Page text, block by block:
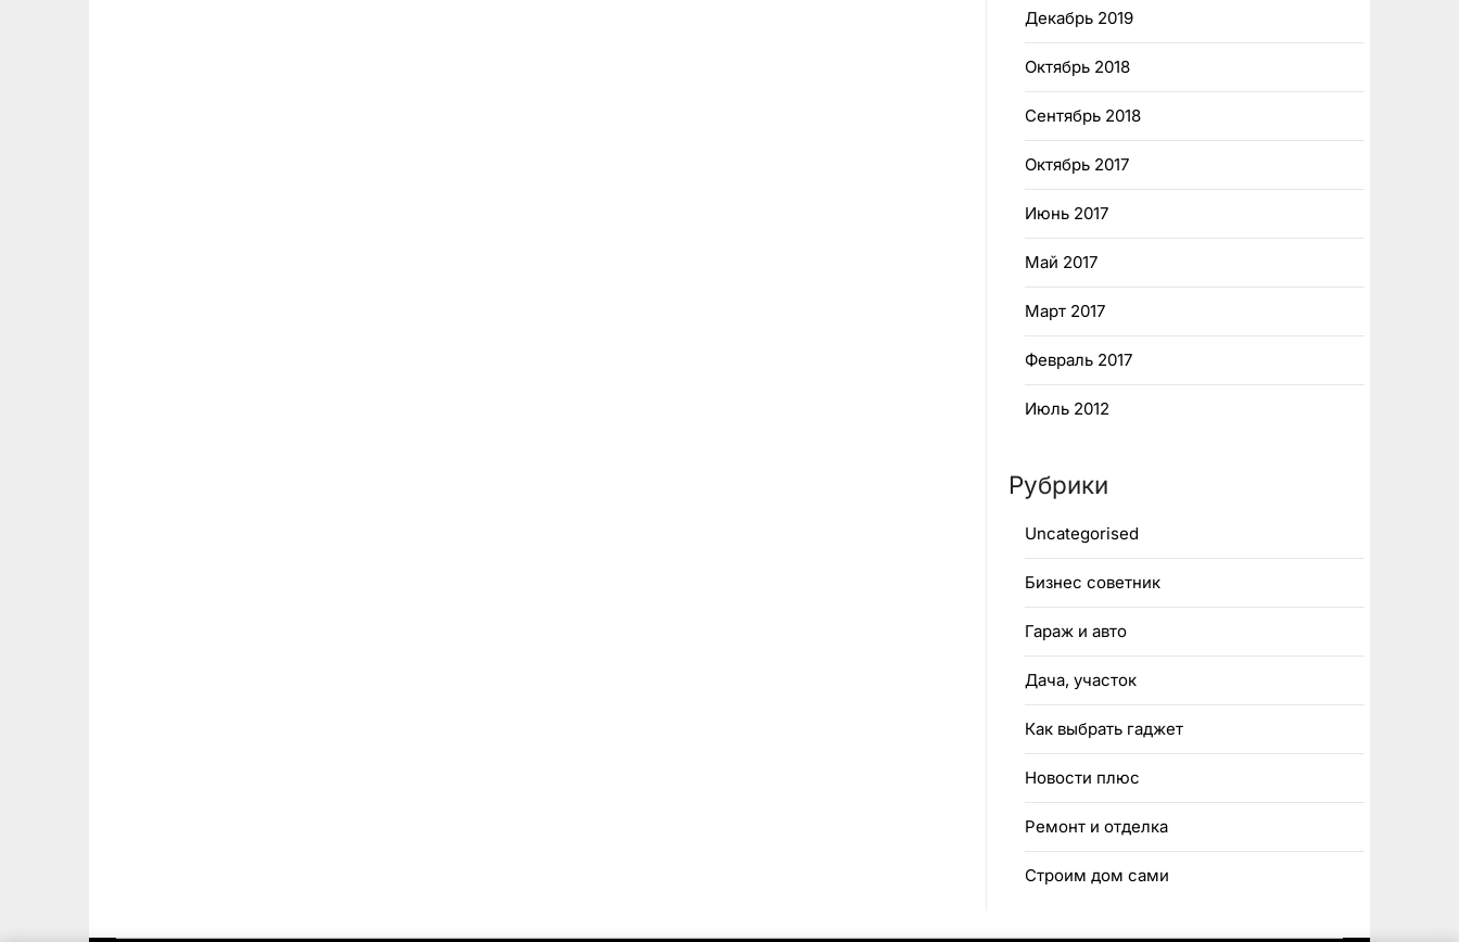
Декабрь 2019
Октябрь 2018
Сентябрь 2018
Октябрь 2017
Июнь 2017
Май 2017
Март 2017
Февраль 2017
Июль 2012
Рубрики
Uncategorised
Бизнес советник
Гараж и авто
Дача, участок
Как выбрать гаджет
Новости плюс
Ремонт и отделка
Строим дом сами